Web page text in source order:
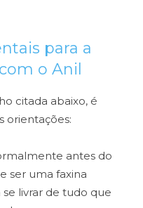
para a
o Anil
citada abaixo, é
orientações:
antes do
ser uma faxina
livrar de tudo que